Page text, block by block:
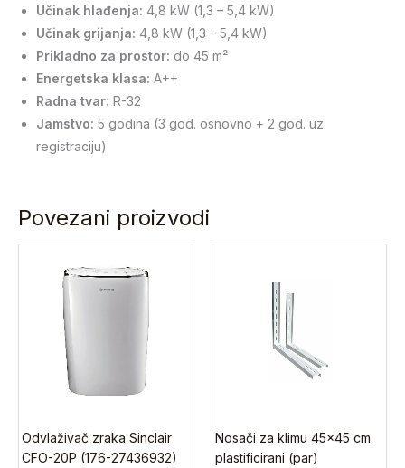
Učinak hlađenja: 4,8 kW (1,3 – 5,4 kW)
Učinak grijanja: 4,8 kW (1,3 – 5,4 kW)
Prikladno za prostor: do 45 m²
Energetska klasa: A++
Radna tvar: R-32
Jamstvo: 5 godina (3 god. osnovno + 2 god. uz
registraciju)
Povezani proizvodi
Odvlaživač zraka Sinclair
CFO-20P (176-27436932)
Nosači za klimu 45×45 cm
plastificirani (par)